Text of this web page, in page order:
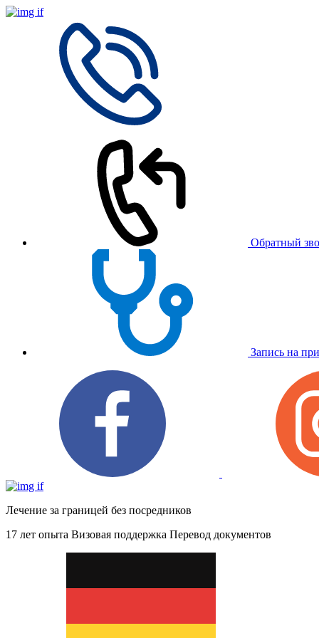
Обратный
Запись на
Лечение за границей без посредников
17 лет опыта Визовая поддержка Перевод документов